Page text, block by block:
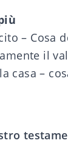
– Cosa
il
casa –